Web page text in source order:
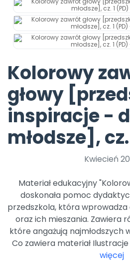
Pomoc
Promocje
Kolorowy
głowy
inspiracje -
młodsze],
Kwiecień
Materiał edukacyjny
doskonała pomoc
przedszkola, która
oraz ich mieszania. Zawiera
które angażują najmłodszych
Co zawiera materiał
więcej